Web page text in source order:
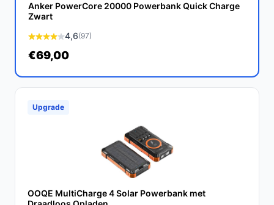
Anker PowerCore 20000 Powerbank Quick Charge
Zwart
4,6(97)
€69,00
Upgrade
OOQE MultiCharge 4 Solar Powerbank met